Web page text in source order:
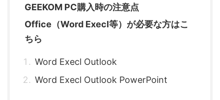
GEEKOM PC購入時の注意点
Office（Word Execl等）が必要な方はこ
ちら
Word Execl Outlook
Word Execl Outlook PowerPoint